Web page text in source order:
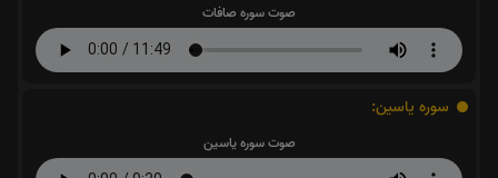
صوت سوره صافات
سوره یاسین:
صوت سوره یاسین